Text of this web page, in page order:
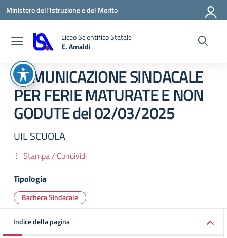
Vai ai contenuti
Vai al menu di navigazione
Vai al footer
Ministero dell'Istruzione e del Merito
Liceo Scientifico Statale
E. Amaldi
COMUNICAZIONE SINDACALE
PER FERIE MATURATE E NON
GODUTE del 02/03/2025
UIL SCUOLA
Stampa / Condividi
Tipologia
Bacheca Sindacale
Indice della pagina